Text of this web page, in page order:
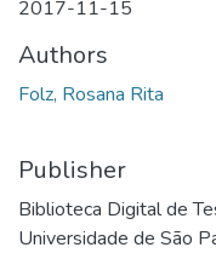
2017-11-15
Authors
Folz, Rosana Rita
Publisher
Biblioteca Digital de
Universidade de São